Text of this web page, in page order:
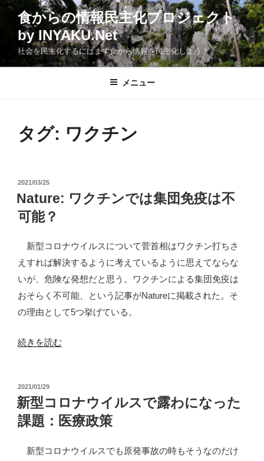
コ
食からの情報民主化プロジェクト
by INYAKU.Net
社会を民主化するにはまず食から情報を民主化しよう！
メニュー
タグ: ワクチン
投
稿
日:
2021/03/25
Nature: ワクチンでは集団免疫は不
可能？
新型コロナウイルスについて菅首相はワクチン打ちさ
えすれば解決するように考えているように思えてならな
いが、危険な発想だと思う。ワクチンによる集団免疫は
おそらく不可能、という記事がNatureに掲載された。そ
の理由として5つ挙げている。
“Nature:
チ
ン
で
続きを読む
投
稿
日:
2021/01/29
新型コロナウイルスで露わになった
課題：医療政策
新型コロナウイルスでも原発事故の時もそうなのだけ